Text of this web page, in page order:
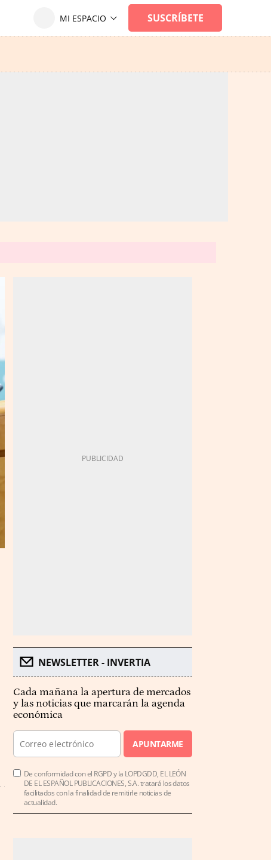
NEWSLETTER - INVERTIA
Cada mañana la apertura de mercados
y las noticias que marcarán la agenda
económica
APUNTARME
De conformidad con el RGPD y la LOPDGDD, EL LEÓN
DE EL ESPAÑOL PUBLICACIONES, S.A. tratará los datos
facilitados con la finalidad de remitirle noticias de
actualidad.